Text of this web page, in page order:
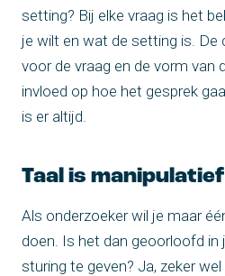
setting? Bij elke vraag is het
je wilt en wat de setting is. De
voor de vraag en de vorm van
invloed op hoe het gesprek
is er altijd.
Taal is manipulatief
Als onderzoeker wil je maar
doen. Is het dan geoorloofd in
sturing te geven? Ja, zeker